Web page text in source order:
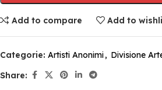
Add to compare Add to
Categorie: Artisti Anonimi, Divisione
Share: